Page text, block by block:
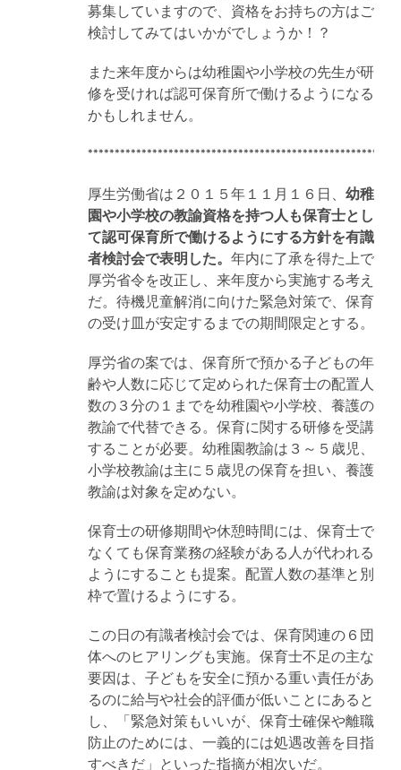
募集していますので、資格をお持ちの方はご
検討してみてはいかがでしょうか！？
また来年度からは幼稚園や小学校の先生が研
修を受ければ認可保育所で働けるようになる
かもしれません。
厚生労働省は２０１５年１１月１６日、 幼稚
園や小学校の教諭資格を持つ人も保育士とし
て認可保育所で働けるようにする方針を有識
者検討会で表明した。 年内に了承を得た上で
厚労省令を改正し、来年度から実施する考え
だ。待機児童解消に向けた緊急対策で、保育
の受け皿が安定するまでの期間限定とする。
厚労省の案では、保育所で預かる子どもの年
齢や人数に応じて定められた保育士の配置人
数の３分の１までを幼稚園や小学校、養護の
教諭で代替できる。保育に関する研修を受講
することが必要。幼稚園教諭は３～５歳児、
小学校教諭は主に５歳児の保育を担い、養護
教諭は対象を定めない。
保育士の研修期間や休憩時間には、保育士で
なくても保育業務の経験がある人が代われる
ようにすることも提案。配置人数の基準と別
枠で置けるようにする。
この日の有識者検討会では、保育関連の６団
体へのヒアリングも実施。保育士不足の主な
要因は、子どもを安全に預かる重い責任があ
るのに給与や社会的評価が低いことにあると
し、「緊急対策もいいが、保育士確保や離職
防止のためには、一義的には処遇改善を目指
すべきだ」といった指摘が相次いだ。